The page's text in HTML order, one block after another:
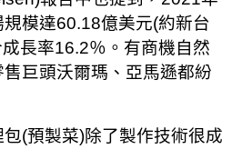
模達60.18億美元(約新台
成長率16.2％。有商機自然
巨頭沃爾瑪、亞馬遜都紛
包(預製菜)除了製作技術很成